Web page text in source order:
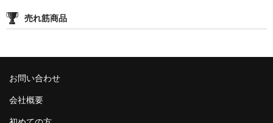
売れ筋商品
お問い合わせ
会社概要